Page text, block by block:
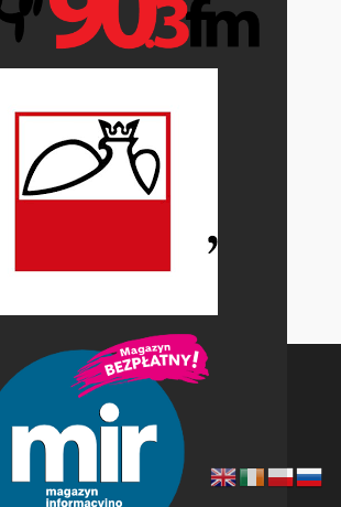
aby zapewnić najlepszą jakość
witryny.
się więcej o tym, jakich ciasteczek
je wustawieniach
Zamknij panel